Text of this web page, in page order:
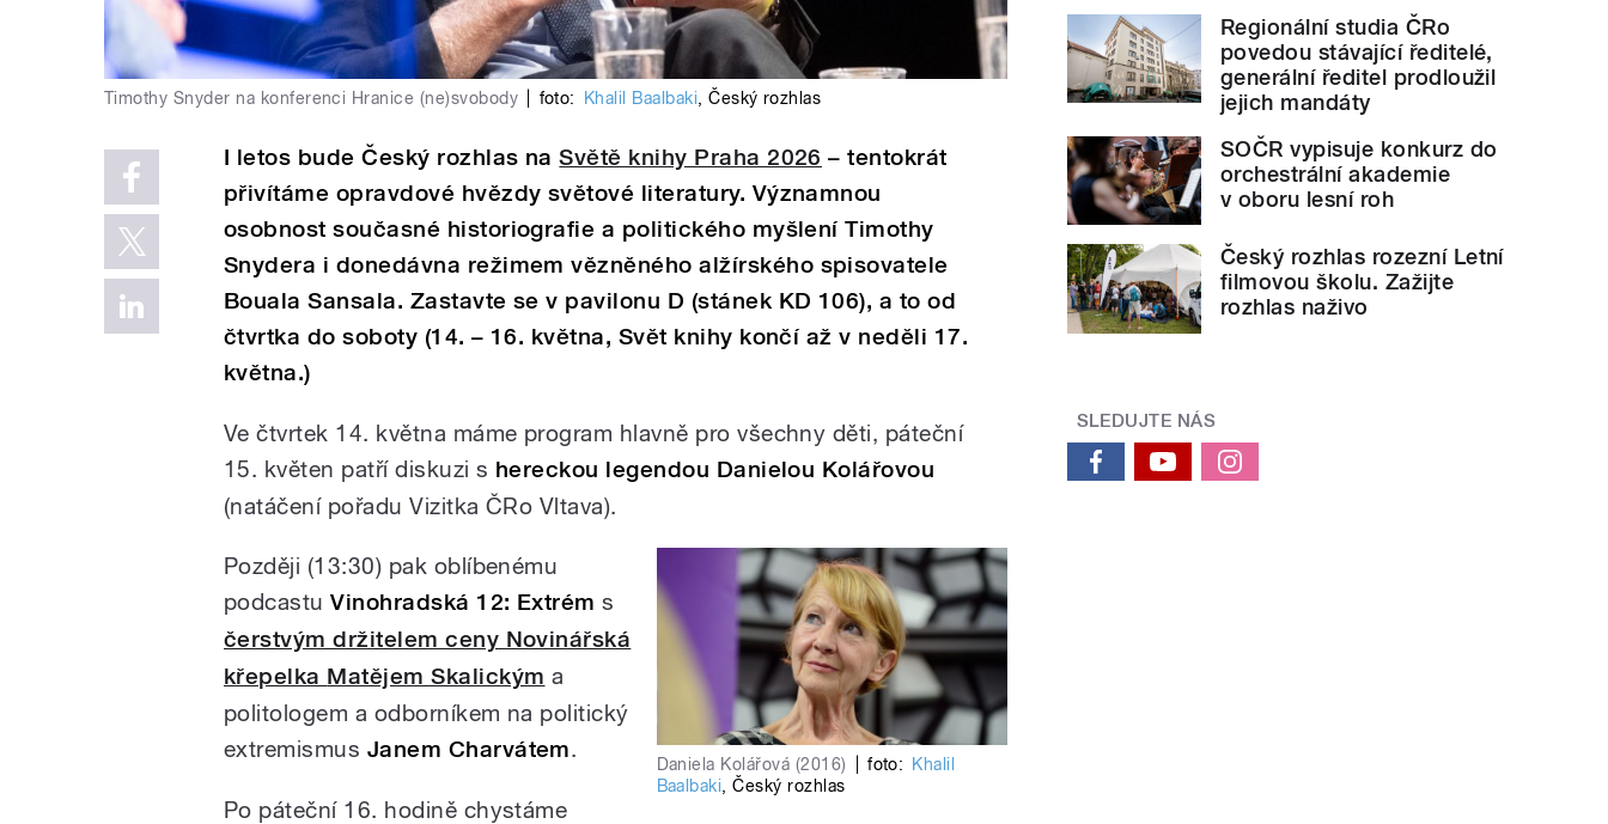
Timothy Snyder na konferenci Hranice (ne)svobody foto: Khalil Baalbaki,Český rozhlas
I letos bude Český rozhlas naSvětě knihy Praha 2026 – tentokrát
přivítáme opravdové hvězdy světové literatury. Významnou
osobnost současné historiografie a politického myšlení Timothy
Snydera i donedávna režimem vězněného alžírského spisovatele
Bouala Sansala. Zastavte se v pavilonu D (stánek KD 106), a to od
čtvrtka do soboty (14. – 16. května, Svět knihy končí až v neděli 17.
května.)
Ve čtvrtek 14. května máme program hlavně pro všechny děti, páteční
15. květen patří diskuzi s hereckou legendou Danielou Kolářovou
(natáčení pořadu Vizitka ČRo Vltava).
Daniela Kolářová (2016) foto:
Khalil
Baalbaki,Český rozhlas
Později (13:30) pak oblíbenému
podcastuVinohradská 12: Extrém s
čerstvým držitelem ceny Novinářská
křepelka Matějem Skalickým a
politologem a odborníkem na politický
extremismus Janem Charvátem.
Po páteční 16. hodině chystáme
Regionální studia ČRo
povedou stávající ředitelé,
generální ředitel prodloužil
jejich mandáty
SOČR vypisuje konkurz do
orchestrální akademie
v oboru lesní roh
Český rozhlas rozezní Letní
filmovou školu. Zažijte
rozhlas naživo
SLEDUJTE NÁS